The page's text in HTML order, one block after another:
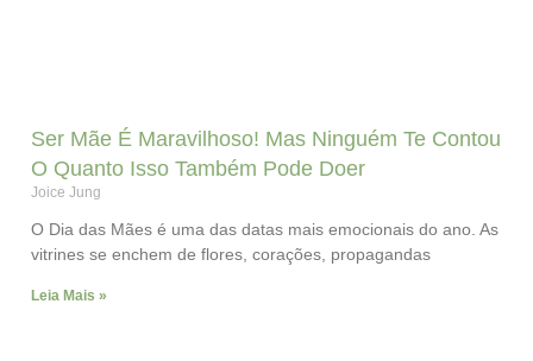
Ser Mãe É Maravilhoso! Mas Ninguém Te Contou
O Quanto Isso Também Pode Doer
Joice Jung
O Dia das Mães é uma das datas mais emocionais do ano. As
vitrines se enchem de flores, corações, propagandas
Leia Mais »